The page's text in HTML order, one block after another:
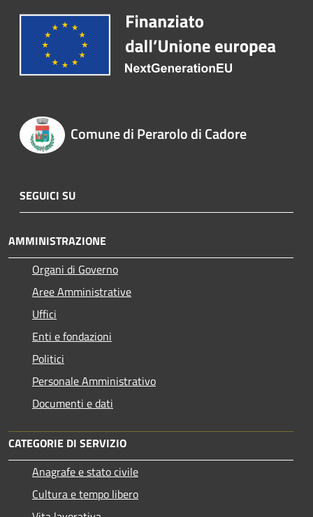
Comune di Perarolo di Cadore
SEGUICI SU
AMMINISTRAZIONE
Organi di Governo
Aree Amministrative
Uffici
Enti e fondazioni
Politici
Personale Amministrativo
Documenti e dati
CATEGORIE DI SERVIZIO
Anagrafe e stato civile
Cultura e tempo libero